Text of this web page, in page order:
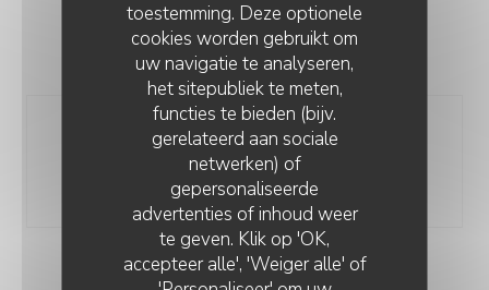
toestemming. Deze optionele
cookies worden gebruikt om
uw navigatie te analyseren,
het sitepubliek te meten,
functies te bieden (bijv.
gerelateerd aan sociale
netwerken) of
gepersonaliseerde
advertenties of inhoud weer
te geven. Klik op 'OK,
accepteer alle', 'Weiger alle' of
FROMAGE
8,00 EUR
Plateau de fromages et
accompagnements
cheese platter and pairings
DESSERTS